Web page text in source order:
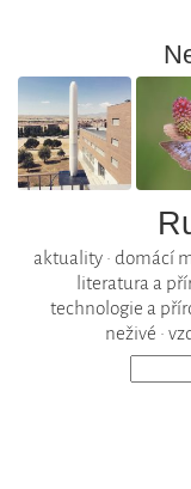
aktuality• domácí
literatura a
technologie a
neživé •